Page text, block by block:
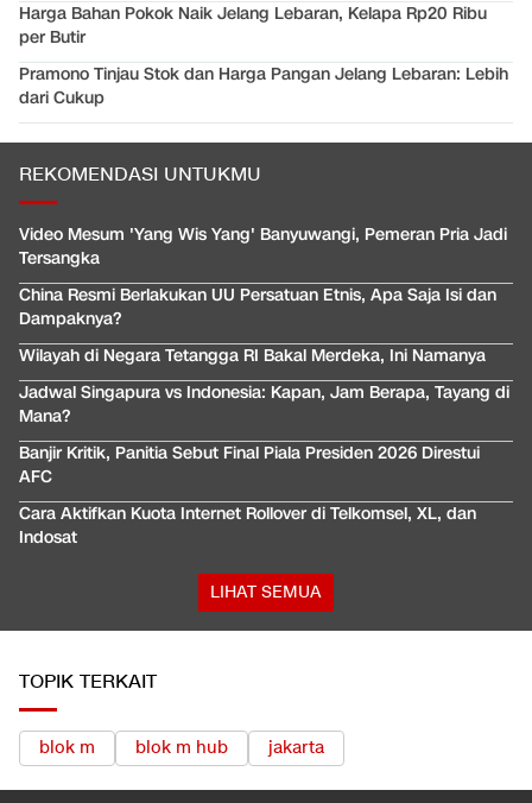
Harga Bahan Pokok Naik Jelang Lebaran, Kelapa Rp20 Ribu
per Butir
Pramono Tinjau Stok dan Harga Pangan Jelang Lebaran: Lebih
dari Cukup
REKOMENDASI UNTUKMU
Video Mesum 'Yang Wis Yang' Banyuwangi, Pemeran Pria Jadi
Tersangka
China Resmi Berlakukan UU Persatuan Etnis, Apa Saja Isi dan
Dampaknya?
Wilayah di Negara Tetangga RI Bakal Merdeka, Ini Namanya
Jadwal Singapura vs Indonesia: Kapan, Jam Berapa, Tayang di
Mana?
Banjir Kritik, Panitia Sebut Final Piala Presiden 2026 Direstui
AFC
Cara Aktifkan Kuota Internet Rollover di Telkomsel, XL, dan
Indosat
LIHAT SEMUA
TOPIK TERKAIT
blok m blok m hub jakarta